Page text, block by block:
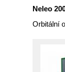
Neleo
Orbitální